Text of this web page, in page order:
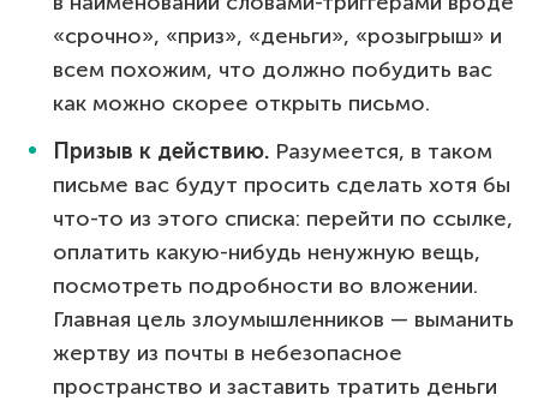
«срочно», «приз», «деньги», «розыгрыш» и
всем похожим, что должно побудить вас
как можно скорее открыть письмо.
Призыв к действию. Разумеется, в таком
письме вас будут просить сделать хотя бы
что-то из этого списка: перейти по ссылке,
оплатить какую-нибудь ненужную вещь,
посмотреть подробности во вложении.
Главная цель злоумышленников — выманить
жертву из почты в небезопасное
пространство и заставить тратить деньги